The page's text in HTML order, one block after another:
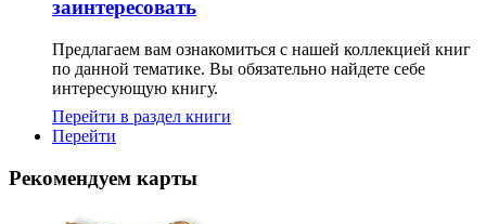
заинтересовать
Предлагаем вам ознакомиться с нашей коллекцией книг
по данной тематике. Вы обязательно найдете себе
интересующую книгу.
Перейти в раздел книги
Перейти
Рекомендуем карты